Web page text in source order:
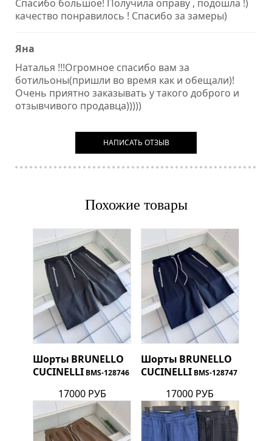
Спасибо большое! Получила оправу , подошла !)
качество понравилось ! Спасибо за замеры)
Яна
Наталья !!!Огромное спасибо вам за
ботильоны(пришли во время как и обещали)!
Очень приятно заказывать у такого доброго и
отзывчивого продавца)))))
НАПИСАТЬ ОТЗЫВ
Похожие товары
Шорты BRUNELLO
CUCINELLI BMS-128746
17000 РУБ
Шорты BRUNELLO
CUCINELLI BMS-128747
17000 РУБ